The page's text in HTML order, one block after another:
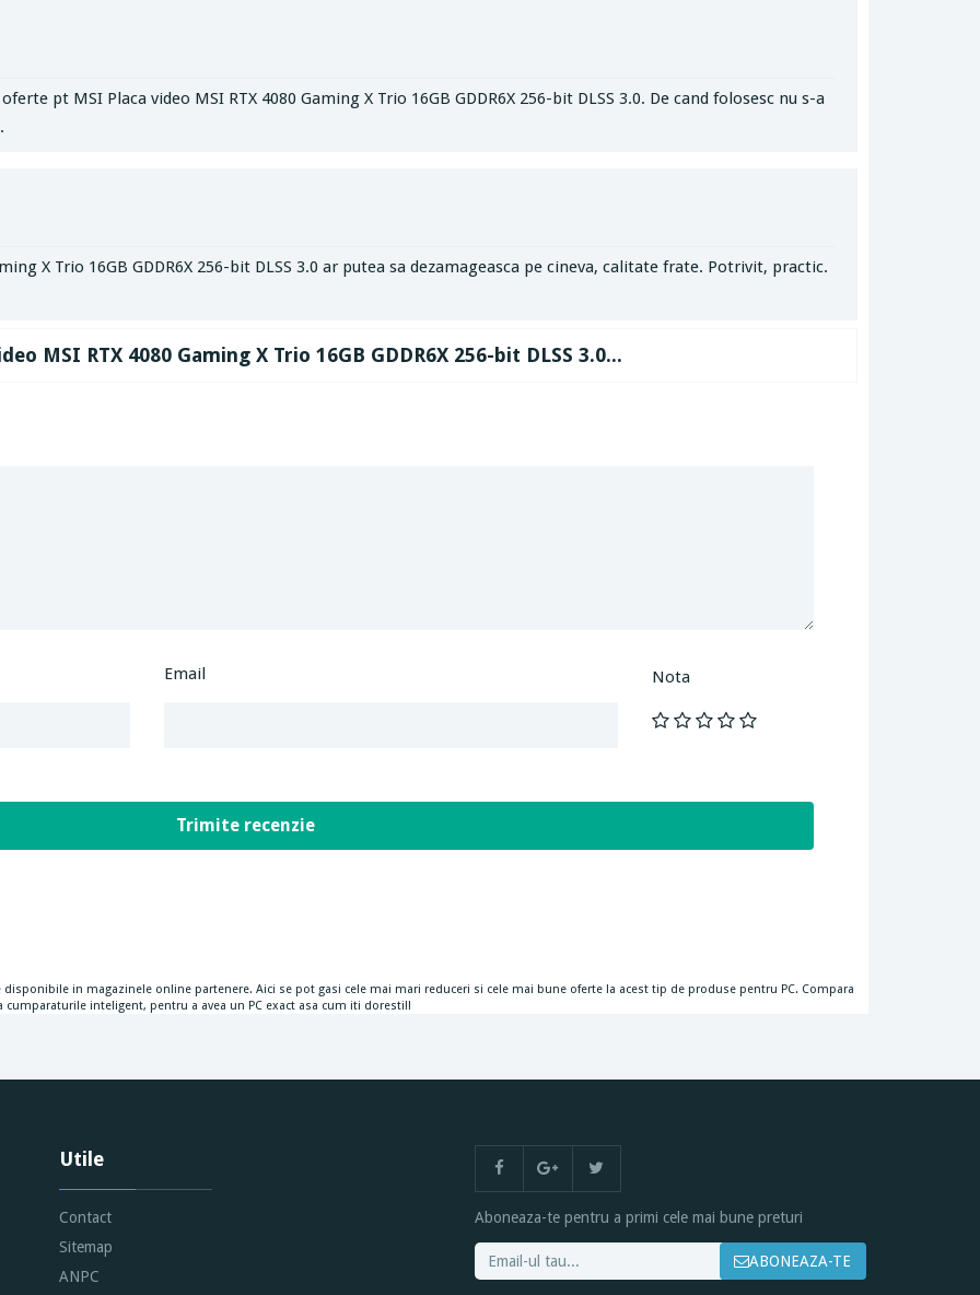
pt MSI Placa video MSI RTX 4080 Gaming X Trio 16GB GDDR6X 256-bit DLSS 3.0. De cand folosesc nu s-a
X Trio 16GB GDDR6X 256-bit DLSS 3.0 ar putea sa dezamageasca pe cineva, calitate frate. Potrivit, practic.
MSI RTX 4080 Gaming X Trio 16GB GDDR6X 256-bit DLSS 3.0...
Email Nota
in magazinele online partenere. Aici se pot gasi cele mai mari reduceri si cele mai bune oferte la acest tip de produse pentru PC. Compara
cumparaturile inteligent, pentru a avea un PC exact asa cum iti doresti!!
Utile
Contact
Sitemap
ANPC
Aboneaza-te pentru a primi cele mai bune preturi
ABONEAZA-TE